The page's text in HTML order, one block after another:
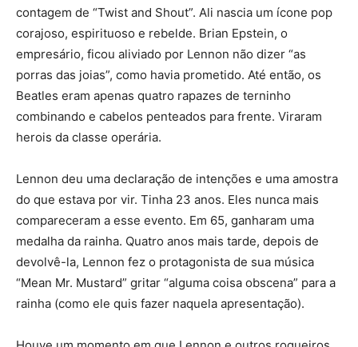
contagem de “Twist and Shout”. Ali nascia um ícone pop
corajoso, espirituoso e rebelde. Brian Epstein, o
empresário, ficou aliviado por Lennon não dizer “as
porras das joias”, como havia prometido. Até então, os
Beatles eram apenas quatro rapazes de terninho
combinando e cabelos penteados para frente. Viraram
herois da classe operária.
Lennon deu uma declaração de intenções e uma amostra
do que estava por vir. Tinha 23 anos. Eles nunca mais
compareceram a esse evento. Em 65, ganharam uma
medalha da rainha. Quatro anos mais tarde, depois de
devolvê-la, Lennon fez o protagonista de sua música
“Mean Mr. Mustard” gritar “alguma coisa obscena” para a
rainha (como ele quis fazer naquela apresentação).